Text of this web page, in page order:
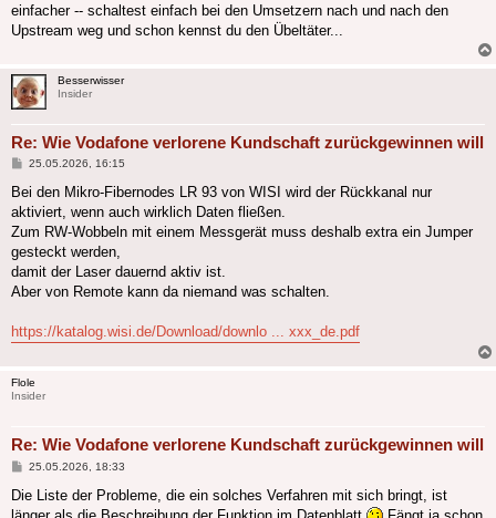
einfacher -- schaltest einfach bei den Umsetzern nach und nach den
Upstream weg und schon kennst du den Übeltäter...
Besserwisser
Insider
Re: Wie Vodafone verlorene Kundschaft zurückgewinnen will
Beitrag
25.05.2026, 16:15
Bei den Mikro-Fibernodes LR 93 von WISI wird der Rückkanal nur
aktiviert, wenn auch wirklich Daten fließen.
Zum RW-Wobbeln mit einem Messgerät muss deshalb extra ein Jumper
gesteckt werden,
damit der Laser dauernd aktiv ist.
Aber von Remote kann da niemand was schalten.
https://katalog.wisi.de/Download/downlo ... xxx_de.pdf
Flole
Insider
Re: Wie Vodafone verlorene Kundschaft zurückgewinnen will
Beitrag
25.05.2026, 18:33
Die Liste der Probleme, die ein solches Verfahren mit sich bringt, ist